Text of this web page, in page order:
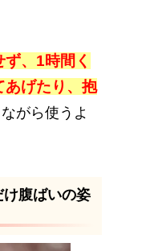
、1時間く
あげたり、抱
がら使うよ
腹ばいの姿